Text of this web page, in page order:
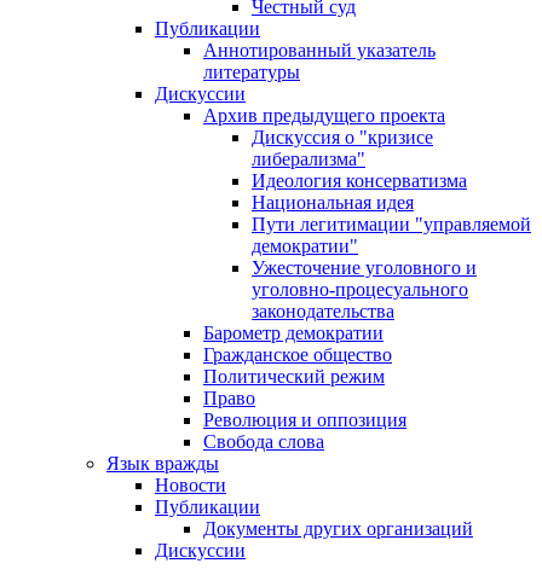
Честный суд
Публикации
Аннотированный указатель
литературы
Дискуссии
Архив предыдущего проекта
Дискуссия о "кризисе
либерализма"
Идеология консерватизма
Национальная идея
Пути легитимации "управляемой
демократии"
Ужесточение уголовного и
уголовно-процесуального
законодательства
Барометр демократии
Гражданское общество
Политический режим
Право
Революция и оппозиция
Свобода слова
Язык вражды
Новости
Публикации
Документы других организаций
Дискуссии